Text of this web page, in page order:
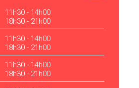
11h30 - 14h00
18h30 - 21h00
11h30 - 14h00
18h30 - 21h00
11h30 - 14h00
18h30 - 21h00